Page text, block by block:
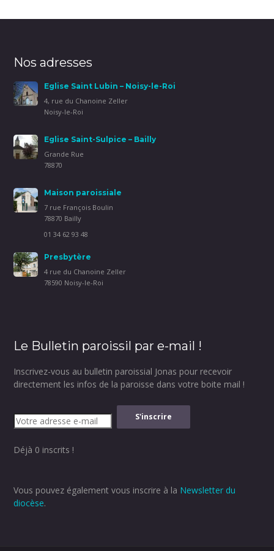
Nos adresses
Eglise Saint Lubin – Noisy-le-Roi
4, rue du Chanoine Zeller
Noisy-le-Roi
Eglise Saint-Sulpice – Bailly
Grande Rue
78870
Maison paroissiale
7 rue François Boulin
78870 Bailly
01 34 62 93 48
Presbytère
4 rue du Chanoine Zeller
78590 Noisy-le-Roi
Le Bulletin paroissil par e-mail !
Inscrivez-vous au bulletin paroissial Jonas pour recevoir
directement les infos de la paroisse dans votre boite mail !
Déjà 0 inscrits !
Vous pouvez également vous inscrire à la Newsletter du
diocèse.